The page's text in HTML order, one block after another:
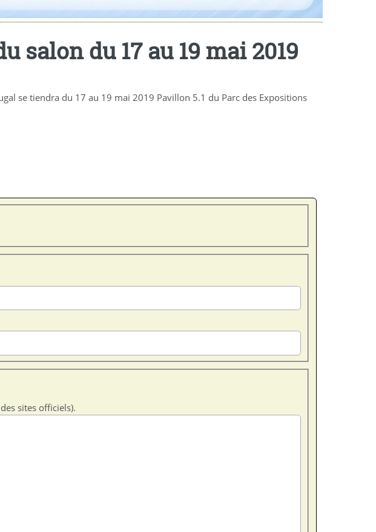
du 17 au 19 mai 2019
se tiendra du 17 au 19 mai 2019 Pavillon 5.1 du Parc des Expositions
sites officiels).